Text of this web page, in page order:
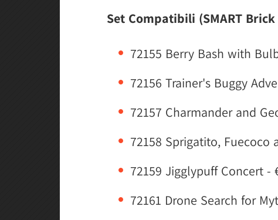
Set Compatibili (SMART
72155 Berry Bash with
72156 Trainer's Buggy
72157 Charmander and
72158 Sprigatito, Fuecoco
72159 Jigglypuff Concert -
72161 Drone Search for